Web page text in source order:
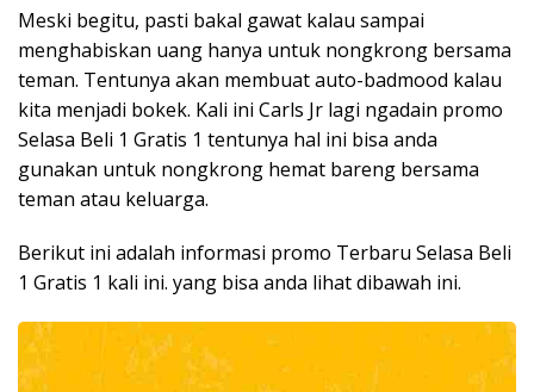
Meski begitu, pasti bakal gawat kalau sampai
menghabiskan uang hanya untuk nongkrong bersama
teman. Tentunya akan membuat auto-badmood kalau
kita menjadi bokek. Kali ini Carls Jr lagi ngadain promo
Selasa Beli 1 Gratis 1 tentunya hal ini bisa anda
gunakan untuk nongkrong hemat bareng bersama
teman atau keluarga.
Berikut ini adalah informasi promo Terbaru Selasa Beli
1 Gratis 1 kali ini. yang bisa anda lihat dibawah ini.